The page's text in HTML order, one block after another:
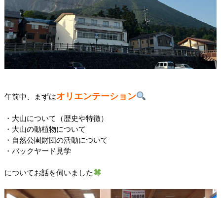
午前中、まずはオリエンテーション
・大山について（歴史や特徴）
・大山の動植物について
・自然公園財団の活動について
・バックヤード見学
についてお話を伺いました